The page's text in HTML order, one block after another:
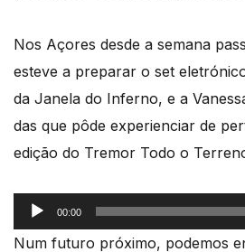
Nos Açores desde a semana
esteve a preparar o set
da Janela do Inferno, e a
das que pôde experienciar de
edição do Tremor Todo o
Reprodutor
de
00:00
Num futuro próximo, podemos